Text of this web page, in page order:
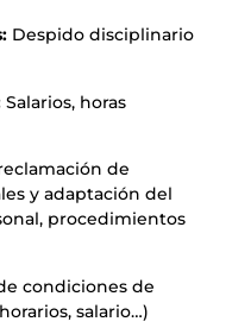
Despido disciplinario
Salarios, horas
de
y adaptación del
procedimientos
condiciones de
salario…)